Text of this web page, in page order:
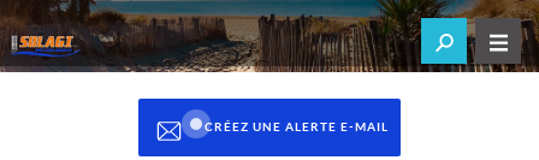
CRÉEZ UNE ALERTE E-MAIL